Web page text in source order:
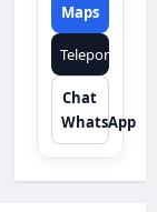
Maps
Telepon
Chat
WhatsApp